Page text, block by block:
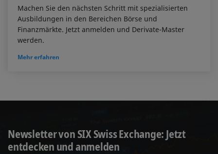
Machen Sie den nächsten Schritt mit spezialisierten
Ausbildungen in den Bereichen Börse und
Finanzmärkte. Jetzt anmelden und Derivate-Master
werden.
Mehr erfahren
Newsletter von SIX Swiss Exchange: Jetzt
entdecken und anmelden